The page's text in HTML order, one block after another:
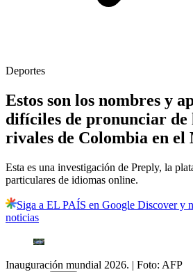
Deportes
Estos son los nombres y
difíciles de pronunciar de
rivales de Colombia en el
Esta es una investigación de Preply, la
particulares de idiomas online.
Siga a EL PAÍS en Google Discover y
noticias
Inauguración mundial 2026. | Foto: AFP